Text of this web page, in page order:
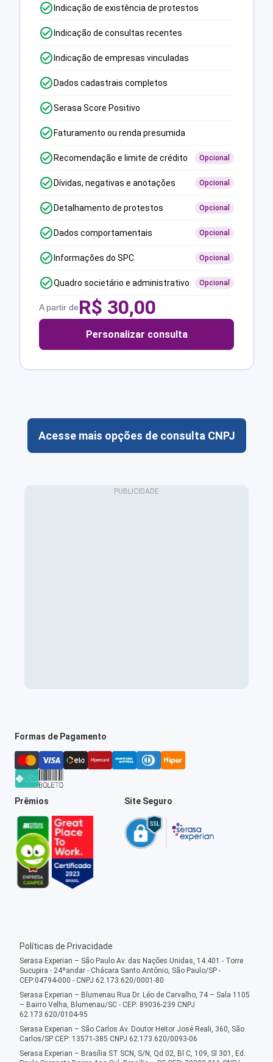
Indicação de existência de protestos
Indicação de consultas recentes
Indicação de empresas vinculadas
Dados cadastrais completos
Serasa Score Positivo
Faturamento ou renda presumida
Recomendação e limite de crédito Opcional
Dívidas, negativas e anotações Opcional
Detalhamento de protestos Opcional
Dados comportamentais Opcional
Informações do SPC Opcional
Quadro societário e administrativo Opcional
A partir deR$ 30,00
Personalizar consulta
Acesse mais opções de consulta CNPJ
Formas de Pagamento
Prêmios Site Seguro
Políticas de Privacidade
Serasa Experian – São Paulo Av. das Nações Unidas, 14.401 - Torre
Sucupira - 24ºandar - Chácara Santo Antônio, São Paulo/SP -
CEP:04794-000 - CNPJ 62.173.620/0001-80
Serasa Experian – Blumenau Rua Dr. Léo de Carvalho, 74 – Sala 1105
– Bairro Velha, Blumenau/SC - CEP: 89036-239 CNPJ
62.173.620/0104-95
Serasa Experian – São Carlos Av. Doutor Heitor José Reali, 360, São
Carlos/SP CEP: 13571-385 CNPJ 62.173.620/0093-06
Serasa Experian – Brasília ST SCN, S/N, Qd 02, Bl C, 109, Sl 301, Ed.